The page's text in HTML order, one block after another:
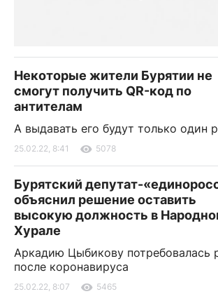
Некоторые жители Бурятии не
смогут получить QR-код по
антителам
А выдавать его будут только один
25.02.22, 8:41 5078
Бурятский депутат-
объяснил решение оставить
высокую должность в
Хурале
Аркадию Цыбикову потребовалась
после коронавируса
25.02.22, 8:07 5465